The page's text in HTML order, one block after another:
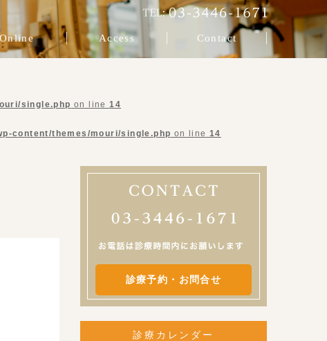
Online Access Contact
single.php on line14
content/themes/mouri/single.php on line14
診療予約・お問合せ
診療カレンダー